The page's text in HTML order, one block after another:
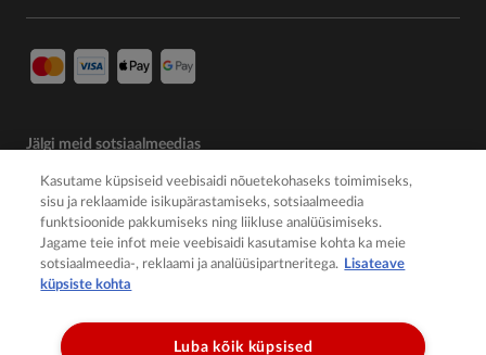
Jälgi meid sotsiaalmeedias
Kasutame küpsiseid veebisaidi nõuetekohaseks toimimiseks,
sisu ja reklaamide isikupärastamiseks, sotsiaalmeedia
funktsioonide pakkumiseks ning liikluse analüüsimiseks.
Jagame teie infot meie veebisaidi kasutamise kohta ka meie
sotsiaalmeedia-, reklaami ja analüüsipartneritega. Lisateave
küpsiste kohta
Luba kõik küpsised